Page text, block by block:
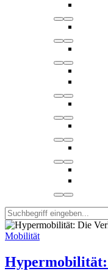
Mobilität
Hypermobilität: